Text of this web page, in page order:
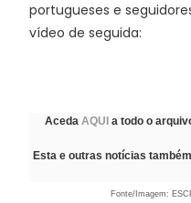
portugueses e
vídeo de seguida:
Aceda AQUI a todo o
Esta e outras notícias
Fonte/Imagem: